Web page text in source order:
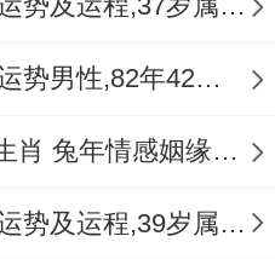
生肖马值太岁兼刑太
肖牛害太岁，生肖兔
动荡，若配偶或紧要
1987年属兔女2024年运势及运程,37岁属兔人2024全年每月运势女性如何
1982年属狗人2024年运势男性,82年42岁属狗男2024年每月运程怎么样
2023年姻缘最旺盛的生肖 兔年情感姻缘运比较旺的属相
1985年属牛女2024年运势及运程,39岁属牛人2024全年每月运势女性如何